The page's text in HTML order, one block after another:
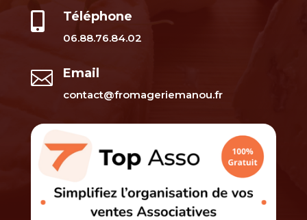
 Téléphone
06.88.76.84.02
 Email
contact@fromageriemanou.fr